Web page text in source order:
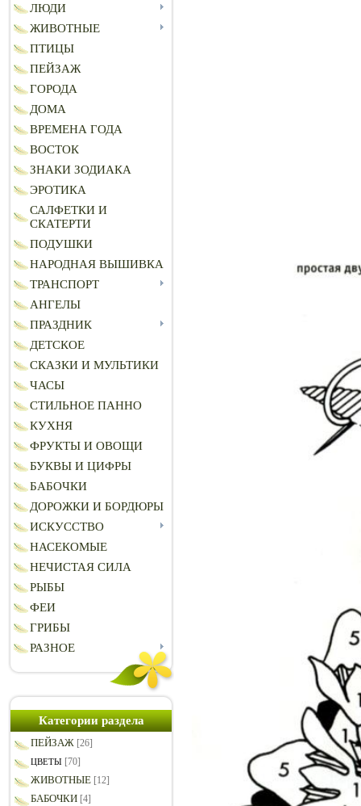
ЛЮДИ
ЖИВОТНЫЕ
ПТИЦЫ
ПЕЙЗАЖ
ГОРОДА
ДОМА
ВРЕМЕНА ГОДА
ВОСТОК
ЗНАКИ ЗОДИАКА
ЭРОТИКА
САЛФЕТКИ И
СКАТЕРТИ
ПОДУШКИ
НАРОДНАЯ ВЫШИВКА
ТРАНСПОРТ
АНГЕЛЫ
ПРАЗДНИК
ДЕТСКОЕ
СКАЗКИ И МУЛЬТИКИ
ЧАСЫ
СТИЛЬНОЕ ПАННО
КУХНЯ
ФРУКТЫ И ОВОЩИ
БУКВЫ И ЦИФРЫ
БАБОЧКИ
ДОРОЖКИ И БОРДЮРЫ
ИСКУССТВО
НАСЕКОМЫЕ
НЕЧИСТАЯ СИЛА
РЫБЫ
ФЕИ
ГРИБЫ
РАЗНОЕ
Категории раздела
ПЕЙЗАЖ [26]
ЦВЕТЫ [70]
ЖИВОТНЫЕ [12]
БАБОЧКИ [4]